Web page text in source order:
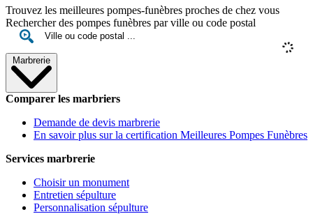
Trouvez les meilleures pompes-funèbres proches de chez vous
Rechercher des pompes funèbres par ville ou code postal
Marbrerie
Comparer les marbriers
Demande de devis marbrerie
En savoir plus sur la certification Meilleures Pompes Funèbres
Services marbrerie
Choisir un monument
Entretien sépulture
Personnalisation sépulture